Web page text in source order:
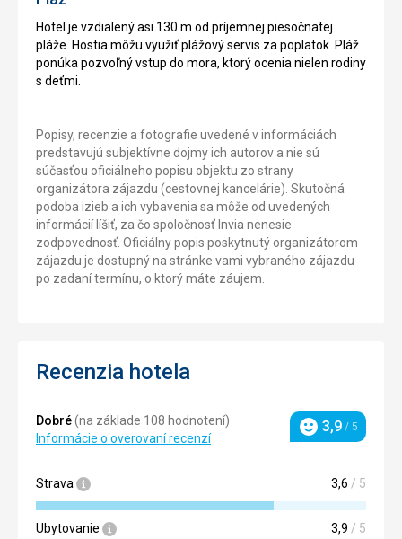
Hotel je vzdialený asi 130 m od príjemnej piesočnatej
pláže. Hostia môžu využiť plážový servis za poplatok. Pláž
ponúka pozvoľný vstup do mora, ktorý ocenia nielen rodiny
s deťmi.
Popisy, recenzie a fotografie uvedené v informáciách
predstavujú subjektívne dojmy ich autorov a nie sú
súčasťou oficiálneho popisu objektu zo strany
organizátora zájazdu (cestovnej kancelárie). Skutočná
podoba izieb a ich vybavenia sa môže od uvedených
informácií líšiť, za čo spoločnosť Invia nenesie
zodpovednosť. Oficiálny popis poskytnutý organizátorom
zájazdu je dostupný na stránke vami vybraného zájazdu
po zadaní termínu, o ktorý máte záujem.
Recenzia hotela
Dobré(na základe 108 hodnotení)
Informácie o overovaní recenzí
Hodnotenie
3,9 / 5
Strava 3,6 / 5
Ubytovanie 3,9 / 5